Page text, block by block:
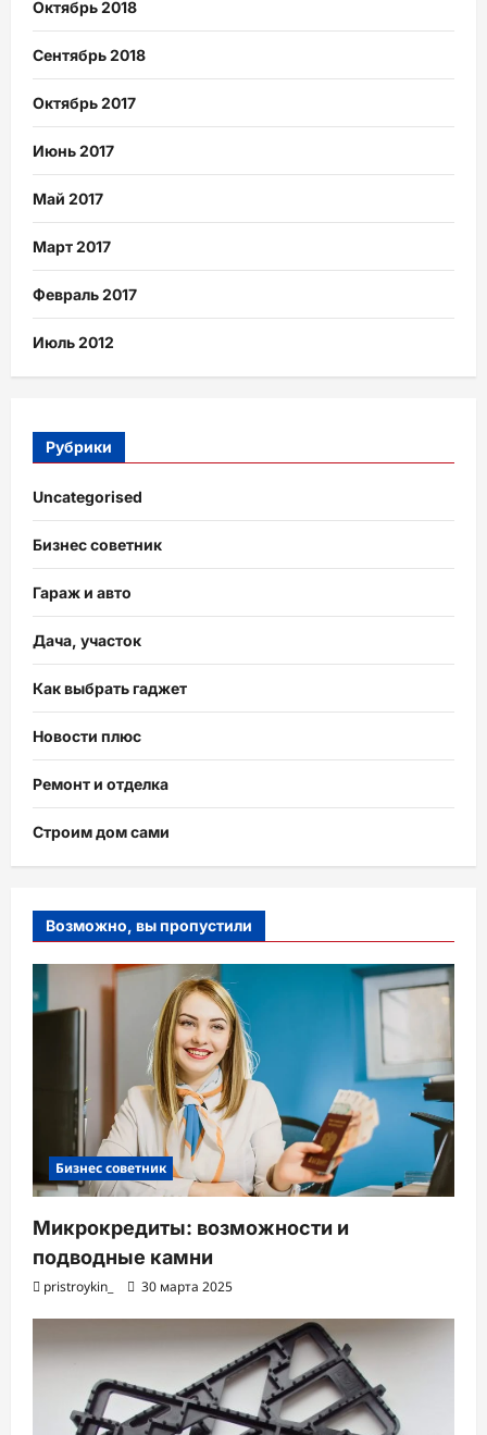
Октябрь 2018
Сентябрь 2018
Октябрь 2017
Июнь 2017
Май 2017
Март 2017
Февраль 2017
Июль 2012
Рубрики
Uncategorised
Бизнес советник
Гараж и авто
Дача, участок
Как выбрать гаджет
Новости плюс
Ремонт и отделка
Строим дом сами
Возможно, вы пропустили
Бизнес советник
Микрокредиты: возможности и
подводные камни
pristroykin_ 30 марта 2025